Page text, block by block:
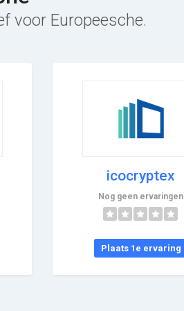
voor Europeesche.
icocryptex
Nog geen ervaringen
Plaats 1e ervaring